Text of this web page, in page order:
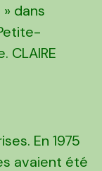
dans
CLAIRE
En 1975
avaient été